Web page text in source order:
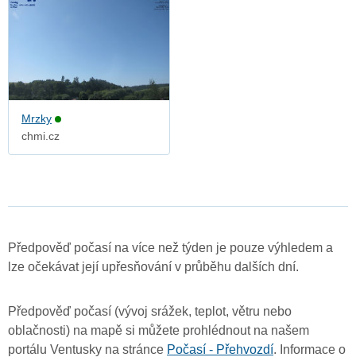
Mrzky
chmi.cz
Předpověď počasí na více než týden je pouze výhledem a
lze očekávat její upřesňování v průběhu dalších dní.
Předpověď počasí (vývoj srážek, teplot, větru nebo
oblačnosti) na mapě si můžete prohlédnout na našem
portálu Ventusky na stránce Počasí - Přehvozdí. Informace o